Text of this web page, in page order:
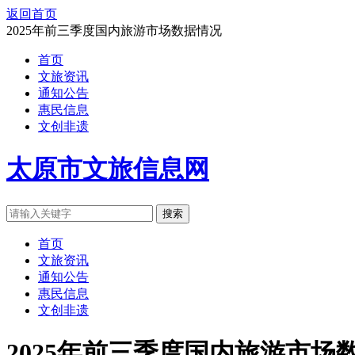
返回首页
2025年前三季度国内旅游市场数据情况
首页
文旅资讯
通知公告
惠民信息
文创非遗
太原市文旅信息网
搜索
首页
文旅资讯
通知公告
惠民信息
文创非遗